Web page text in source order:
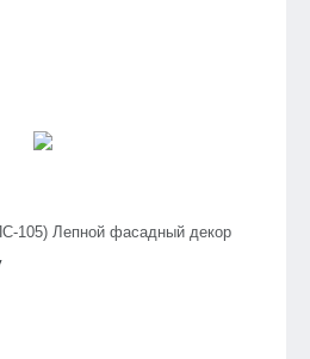
105) Лепной фасадный декор